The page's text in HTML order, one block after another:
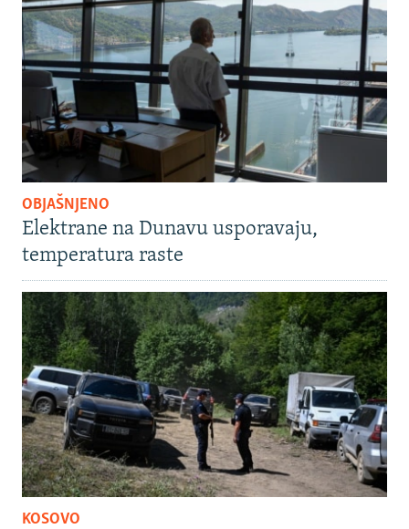
OBJAŠNJENO
Elektrane na Dunavu usporavaju,
temperatura raste
KOSOVO